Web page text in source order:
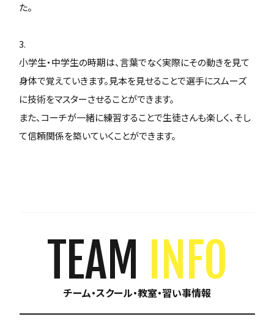
た。
3.
小学生・中学生の時期は、言葉でなく実際にその動きを見て
身体で覚えていきます。見本を見せることで選手にスムーズ
に技術をマスターさせることができます。
また、コーチが一緒に練習することで生徒さんも楽しく、そし
て信頼関係を築いていくことができます。
TEAM INFO
チーム・スクール・教室・習い事情報